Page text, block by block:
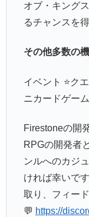
オブ・キング
るチャンスを
その他多数の
イベント ⭐ク
ニカードゲーム
Firestoneの開
RPGの開発者
ンルへのカジ
ければ幸いで
取り、フィー
💬 https://